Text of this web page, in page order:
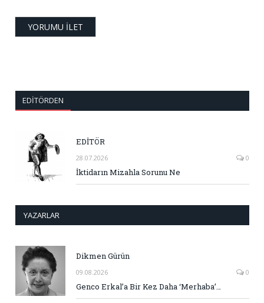
EDITÖRDEN
EDİTÖR
28.07.2026 0
İktidarın Mizahla Sorunu Ne
YAZARLAR
Dikmen Gürün
09.08.2026 0
Genco Erkal’a Bir Kez Daha ‘Merhaba’…